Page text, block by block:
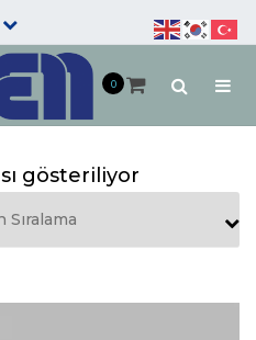
Close
top
bar
0
gösteriliyor